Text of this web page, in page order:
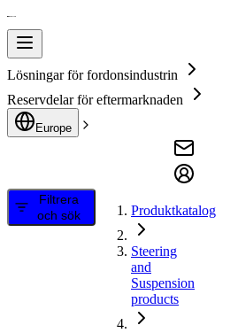
Lösningar för fordonsindustrin
Reservdelar för eftermarknaden
Europe
Filtrera
och sök
Produktkatalog
Steering
and
Suspension
products